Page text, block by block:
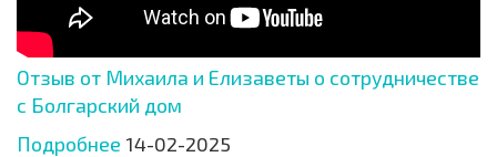
Отзыв от Михаила и Елизаветы о сотрудничестве
с Болгарский дом
Подробнее 14-02-2025